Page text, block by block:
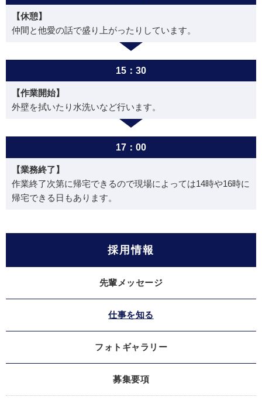
【休憩】
仲間と他愛の話で盛り上がったりしています。
15：30
【作業開始】
外壁を拭いたり水洗いなど行います。
17：00
【業務終了】
作業終了次第に帰宅できるので現場によっては14時や16時に
帰宅できる日もあります。
採用情報
先輩メッセージ
仕事を知る
フォトギャラリー
募集要項